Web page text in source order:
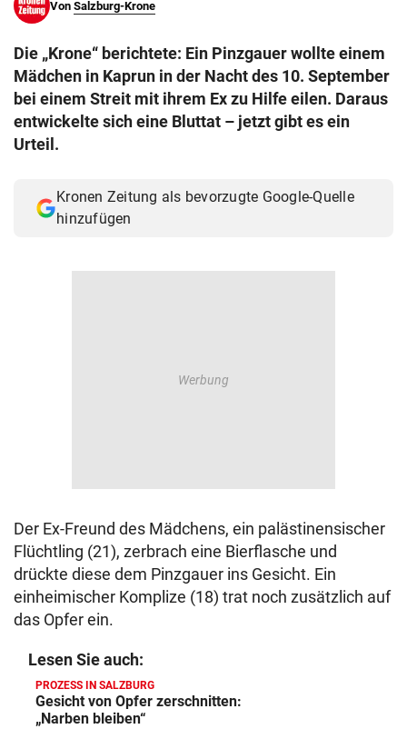
Von Salzburg-Krone
Die „Krone“ berichtete: Ein Pinzgauer wollte einem
Mädchen in Kaprun in der Nacht des 10. September
bei einem Streit mit ihrem Ex zu Hilfe eilen. Daraus
entwickelte sich eine Bluttat – jetzt gibt es ein
Urteil.
Kronen Zeitung als bevorzugte Google-Quelle
hinzufügen
Der Ex-Freund des Mädchens, ein palästinensischer
Flüchtling (21), zerbrach eine Bierflasche und
drückte diese dem Pinzgauer ins Gesicht. Ein
einheimischer Komplize (18) trat noch zusätzlich auf
das Opfer ein.
Lesen Sie auch:
PROZESS IN SALZBURG
Gesicht von Opfer zerschnitten:
„Narben bleiben“